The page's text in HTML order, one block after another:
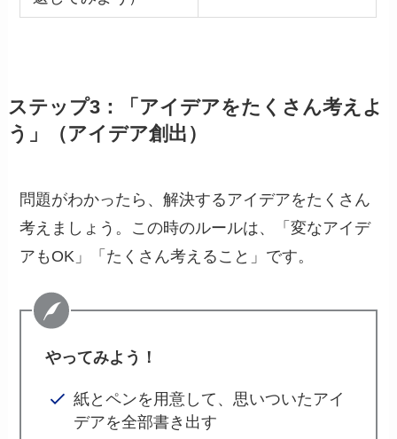
ステップ3：「アイデアをたくさん考えよ
う」（アイデア創出）
問題がわかったら、解決するアイデアをたくさん
考えましょう。この時のルールは、「変なアイデ
アもOK」「たくさん考えること」です。
やってみよう！
紙とペンを用意して、思いついたアイ
デアを全部書き出す